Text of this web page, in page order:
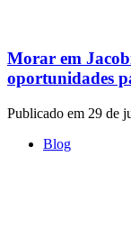
Morar em
oportunidades
Publicado em 29 de
Blog